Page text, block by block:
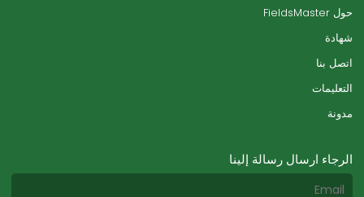
حول FieldsMaster
شهادة
اتصل بنا
التعليمات
مدونة
الرجاء ارسال رسالة إلينا